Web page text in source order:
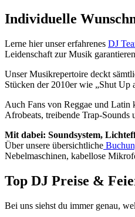
Individuelle
Lerne hier unser erfahrenes DJ
Leidenschaft zur Musik
Unser Musikrepertoire deckt
Stücken der 2010er wie „Shut
Auch Fans von Reggae und Latin
Afrobeats, treibende Trap-
Mit dabei: Soundsystem,
Über unsere übersichtliche
Nebelmaschinen, kabellose
Top DJ Preise &
Bei uns siehst du immer genau,